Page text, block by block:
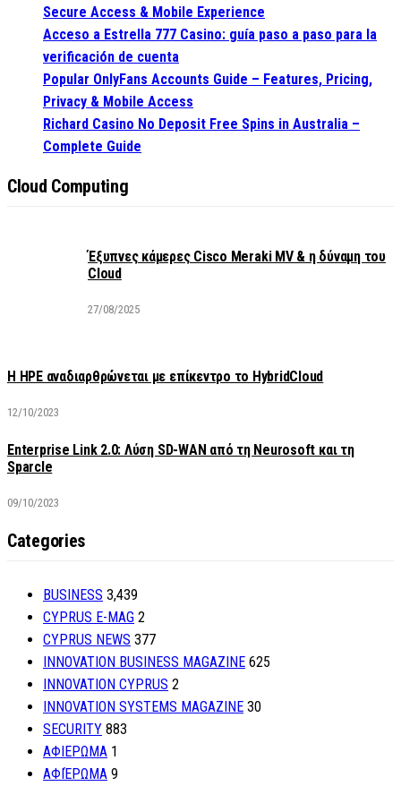
Secure Access & Mobile Experience
Acceso a Estrella 777 Casino: guía paso a paso para la
verificación de cuenta
Popular OnlyFans Accounts Guide – Features, Pricing,
Privacy & Mobile Access
Richard Casino No Deposit Free Spins in Australia –
Complete Guide
Cloud Computing
Έξυπνες κάμερες Cisco Meraki MV & η δύναμη του
Cloud
27/08/2025
H HPE αναδιαρθρώνεται με επίκεντρο το HybridCloud
12/10/2023
Enterprise Link 2.0: Λύση SD-WAN από τη Neurosoft και τη
Sparcle
09/10/2023
Categories
BUSINESS 3,439
CYPRUS E-MAG 2
CYPRUS NEWS 377
INNOVATION BUSINESS MAGAZINE 625
INNOVATION CYPRUS 2
INNOVATION SYSTEMS MAGAZINE 30
SECURITY 883
ΑΦΙΕΡΩΜΑ 1
ΑΦΙΈΡΩΜΑ 9